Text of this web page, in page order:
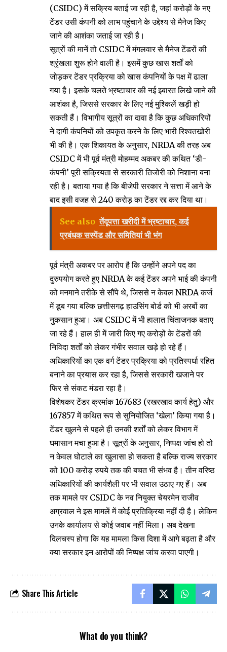
(CSIDC) में सक्रिय बताई जा रही है, जहां करोड़ों के नए
टेंडर उसी कंपनी को लाभ पहुंचाने के उद्देश्य से मैनेज किए
जाने की आशंका जताई जा रही है।
सूत्रों की मानें तो CSIDC में मंगलवार से मैनेज टेंडरों की
श्रृंखला शुरू होने वाली है। इसमें कुछ खास शर्तों को
जोड़कर टेंडर प्रक्रिया को खास कंपनियों के पक्ष में ढाला
गया है। इसके चलते भ्रष्टाचार की नई इबारत लिखे जाने की
आशंका है, जिससे सरकार के लिए नई मुश्किलें खड़ी हो
सकती हैं। विभागीय सूत्रों का दावा है कि कुछ अधिकारियों
ने दागी कंपनियों को उपकृत करने के लिए भारी रिश्वतखोरी
भी की है। एक शिकायत के अनुसार, NRDA की तरह अब
CSIDC में भी पूर्व मंत्री मोहम्मद अकबर की कथित ‘डी-
कंपनी’ पूरी सक्रियता से सरकारी तिजोरी को निशाना बना
रही है। बताया गया है कि बीजेपी सरकार ने सत्ता में आने के
बाद इसी वजह से 240 करोड़ का टेंडर रद्द कर दिया था।
See also तेंदूपत्ता खरीदी में भ्रष्टाचार, कई
प्रबंधक सस्पेंड और समितियां भी भंग
पूर्व मंत्री अकबर पर आरोप है कि उन्होंने अपने पद का
दुरुपयोग करते हुए NRDA के कई टेंडर अपने भाई की कंपनी
को मनमाने तरीके से सौंपे थे, जिससे न केवल NRDA कर्ज
में डूब गया बल्कि छत्तीसगढ़ हाउसिंग बोर्ड को भी अरबों का
नुकसान हुआ। अब CSIDC में भी हालात चिंताजनक बताए
जा रहे हैं। हाल ही में जारी किए गए करोड़ों के टेंडरों की
निविदा शर्तों को लेकर गंभीर सवाल खड़े हो रहे हैं।
अधिकारियों का एक वर्ग टेंडर प्रक्रिया को प्रतिस्पर्धा रहित
बनाने का प्रयास कर रहा है, जिससे सरकारी खजाने पर
फिर से संकट मंडरा रहा है।
विशेषकर टेंडर क्रमांक 167683 (रखरखाव कार्य हेतु) और
167857 में कथित रूप से सुनियोजित ‘खेला’ किया गया है।
टेंडर खुलने से पहले ही उनकी शर्तों को लेकर विभाग में
घमासान मचा हुआ है। सूत्रों के अनुसार, निष्पक्ष जांच हो तो
न केवल घोटाले का खुलासा हो सकता है बल्कि राज्य सरकार
को 100 करोड़ रुपये तक की बचत भी संभव है। तीन वरिष्ठ
अधिकारियों की कार्यशैली पर भी सवाल उठाए गए हैं। अब
तक मामले पर CSIDC के नव नियुक्त चेयरमेन राजीव
अग्रवाल ने इस मामलें में कोई प्रतिक्रिया नहीं दी है। लेकिन
उनके कार्यालय से कोई जवाब नहीं मिला। अब देखना
दिलचस्प होगा कि यह मामला किस दिशा में आगे बढ़ता है और
क्या सरकार इन आरोपों की निष्पक्ष जांच करवा पाएगी।
Share This Article
What do you think?